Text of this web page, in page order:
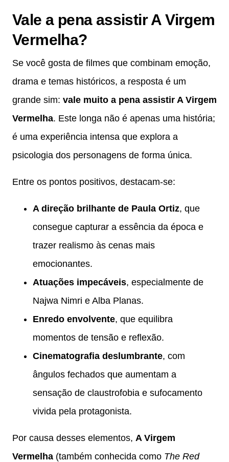
Vale a pena assistir A Virgem
Vermelha?
Se você gosta de filmes que combinam emoção,
drama e temas históricos, a resposta é um
grande sim: vale muito a pena assistir A Virgem
Vermelha. Este longa não é apenas uma história;
é uma experiência intensa que explora a
psicologia dos personagens de forma única.
Entre os pontos positivos, destacam-se:
A direção brilhante de Paula Ortiz, que
consegue capturar a essência da época e
trazer realismo às cenas mais
emocionantes.
Atuações impecáveis, especialmente de
Najwa Nimri e Alba Planas.
Enredo envolvente, que equilibra
momentos de tensão e reflexão.
Cinematografia deslumbrante, com
ângulos fechados que aumentam a
sensação de claustrofobia e sufocamento
vivida pela protagonista.
Por causa desses elementos, A Virgem
Vermelha (também conhecida como The Red